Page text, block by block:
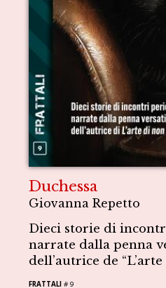
Duchessa
Giovanna Repetto
Dieci storie di
narrate dalla penna
dell’autrice de
FRATTALI # 9